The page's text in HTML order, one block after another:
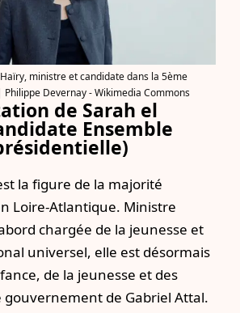
ministre et candidate dans la 5ème
Devernay - Wikimedia Commons
de Sarah el
Ensemble
la figure de la majorité
Loire-Atlantique. Ministre
chargée de la jeunesse et
universel, elle est désormais
de la jeunesse et des
gouvernement de Gabriel Attal.